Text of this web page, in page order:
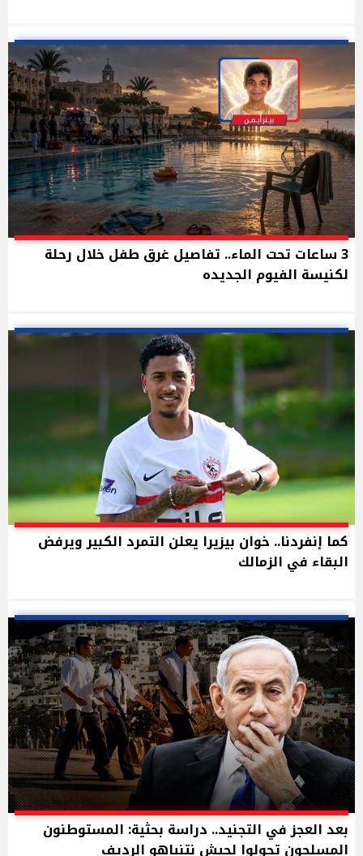
3 ساعات تحت الماء.. تفاصيل غرق طفل خلال رحلة
لكنيسة الفيوم الجديده
كما إنفردنا.. خوان بيزيرا يعلن التمرد الكبير ويرفض
البقاء في الزمالك
بعد العجز في التجنيد.. دراسة بحثية: المستوطنون
المسلحون تحولوا لجيش نتنياهو الرديف